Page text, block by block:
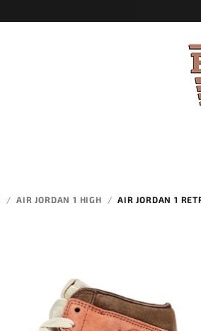
/ AIR JORDAN 1 HIGH / AIR JORDAN 1